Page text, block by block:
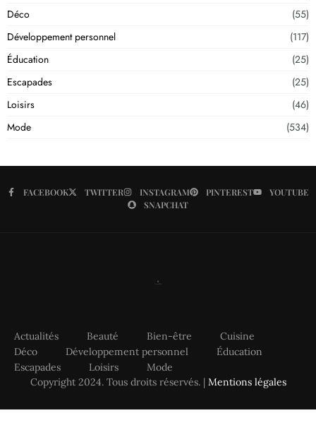
Déco
(55)
Développement personnel
(117)
Éducation
(25)
Escapades
(25)
Loisirs
(46)
Mode
(534)
FACEBOOK TWITTER INSTAGRAM PINTEREST
YOUTUBE
SNAPCHAT
Actualités Beauté Bien-être
Cuisine
Déco
Développement personnel
Éducation
Escapades
Loisirs
Mode
Copyright 2024. Tous droits réservés. | Mentions légales